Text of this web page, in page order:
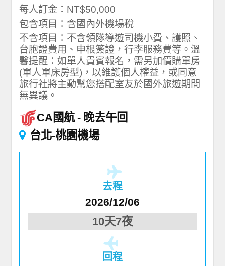
每人訂金：NT$50,000
包含項目：含國內外機場稅
不含項目：不含領隊導遊司機小費、護照、
台胞證費用、申根簽證，行李服務費等。溫
馨提醒：如單人貴賓報名，需另加價購單房
(單人單床房型)，以維護個人權益，或同意
旅行社將主動幫您搭配室友於國外旅遊期間
無異議。
CA國航
晚去午回
台北-桃園機場
去程
2026/12/06
10天7夜
回程